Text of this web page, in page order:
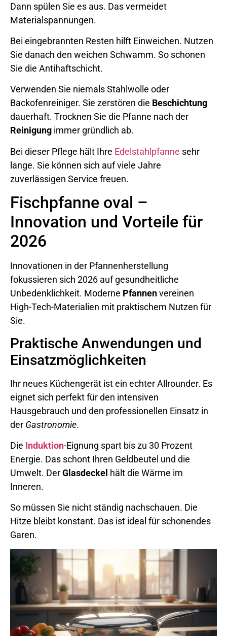
Dann spülen Sie es aus. Das vermeidet
Materialspannungen.
Bei eingebrannten Resten hilft Einweichen. Nutzen
Sie danach den weichen Schwamm. So schonen
Sie die Antihaftschicht.
Verwenden Sie niemals Stahlwolle oder
Backofenreiniger. Sie zerstören die Beschichtung
dauerhaft. Trocknen Sie die Pfanne nach der
Reinigung immer gründlich ab.
Bei dieser Pflege hält Ihre Edelstahlpfanne sehr
lange. Sie können sich auf viele Jahre
zuverlässigen Service freuen.
Fischpfanne oval –
Innovation und Vorteile für
2026
Innovationen in der Pfannenherstellung
fokussieren sich 2026 auf gesundheitliche
Unbedenklichkeit. Moderne Pfannenvereinen
High-Tech-Materialien mit praktischem Nutzen für
Sie.
Praktische Anwendungen und
Einsatzmöglichkeiten
Ihr neues Küchengerät ist ein echter Allrounder. Es
eignet sich perfekt für den intensiven
Hausgebrauch und den professionellen Einsatz in
der Gastronomie.
Die Induktion-Eignung spart bis zu 30 Prozent
Energie. Das schont Ihren Geldbeutel und die
Umwelt. DerGlasdeckel hält die Wärme im
Inneren.
So müssen Sie nicht ständig nachschauen. Die
Hitze bleibt konstant. Das ist ideal für schonendes
Garen.